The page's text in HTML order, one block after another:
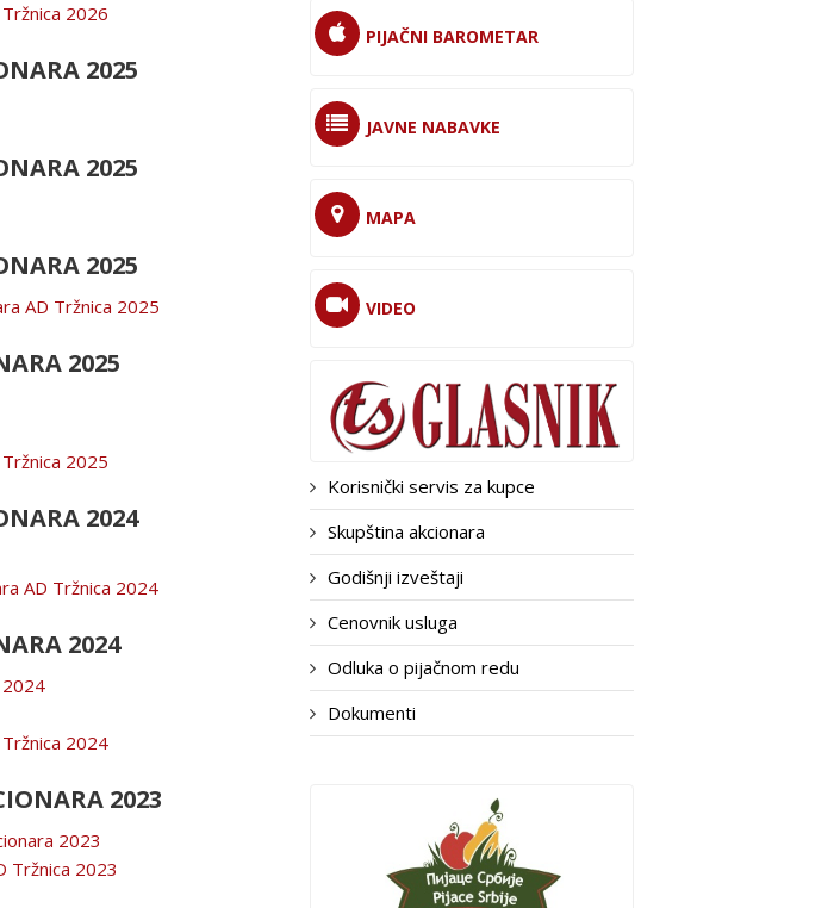
2026
2025
2025
2025
AD Tržnica 2025
2025
2025
2024
AD Tržnica 2024
2024
2024
2024
2023
2023
Tržnica 2023
PIJAČNI BAROMETAR
JAVNE NABAVKE
MAPA
VIDEO
Korisnički servis za kupce
Skupština akcionara
Godišnji izveštaji
Cenovnik usluga
Odluka o pijačnom redu
Dokumenti